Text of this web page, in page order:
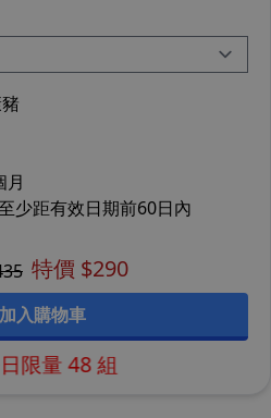
少距有效日期前60日內
特價 $290
加入購物車